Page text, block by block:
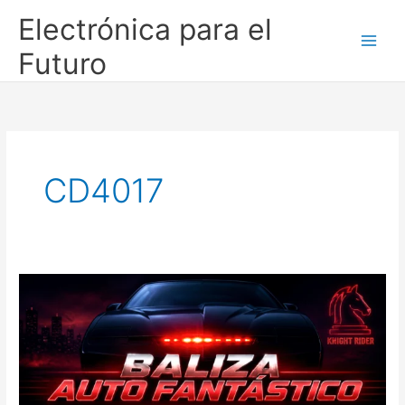
Electrónica para el
Futuro
CD4017
Fantástico
EPF:
el
clásico